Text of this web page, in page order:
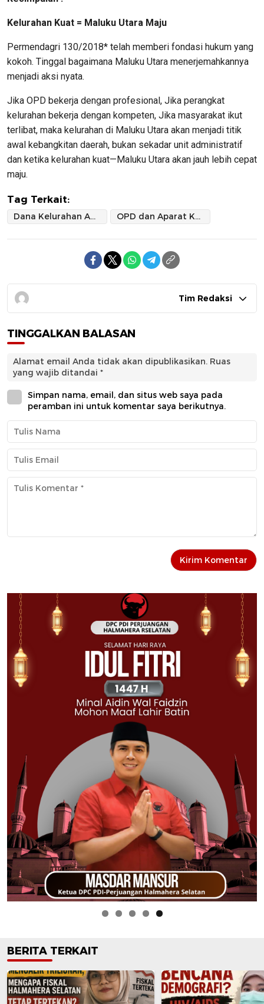
Kelurahan Kuat = Maluku Utara Maju
Permendagri 130/2018* telah memberi fondasi hukum yang
kokoh. Tinggal bagaimana Maluku Utara menerjemahkannya
menjadi aksi nyata.
Jika OPD bekerja dengan profesional, Jika perangkat
kelurahan bekerja dengan kompeten, Jika masyarakat ikut
terlibat, maka kelurahan di Maluku Utara akan menjadi titik
awal kebangkitan daerah, bukan sekadar unit administratif
dan ketika kelurahan kuat—Maluku Utara akan jauh lebih cepat
maju.
Tag Terkait:
Dana Kelurahan Adalah Hak Rakyat OPD dan Aparat Kelurahan Harus Menjadi Motor Solusi
Tim Redaksi
TINGGALKAN BALASAN
Alamat email Anda tidak akan dipublikasikan. Ruas
yang wajib ditandai *
Simpan nama, email, dan situs web saya pada
peramban ini untuk komentar saya berikutnya.
BERITA TERKAIT